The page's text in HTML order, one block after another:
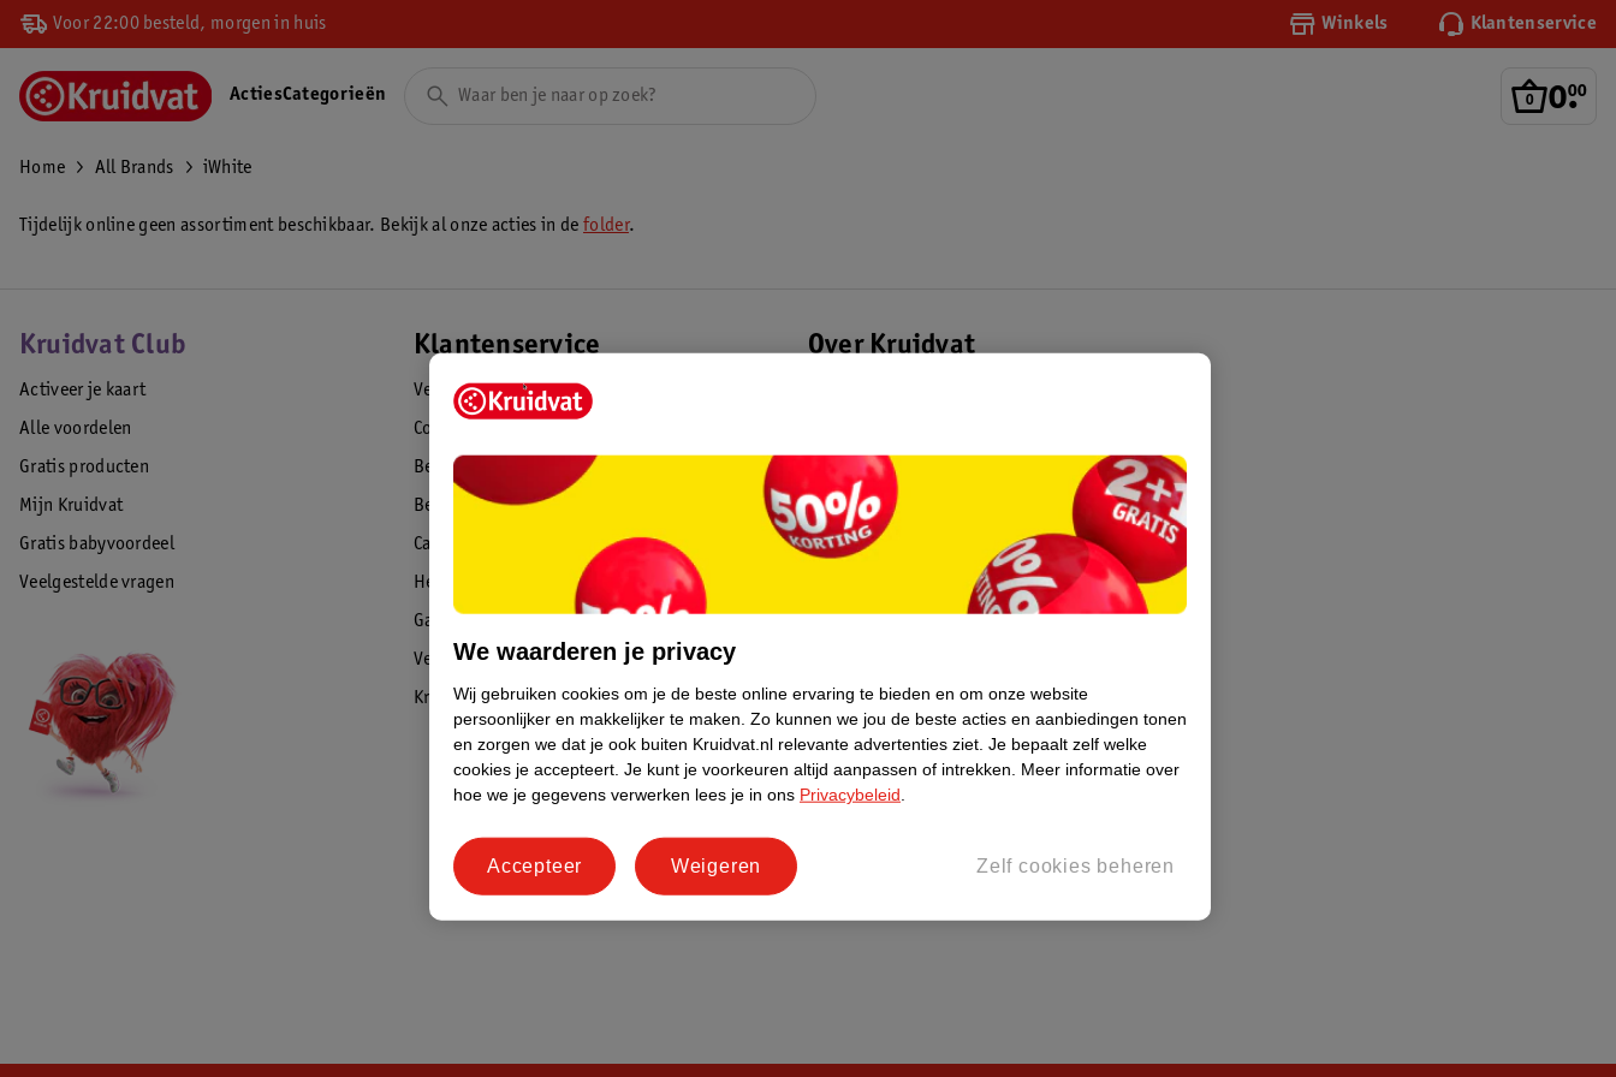
Voor 22:00 besteld, morgen in huis Winkels Klantenservice
0.
00
ActiesCategorieën
Home All Brands iWhite
Tijdelijk online geen assortiment beschikbaar. Bekijk al onze acties in defolder.
Kruidvat Club
Activeer je kaart
Alle voordelen
Gratis producten
Mijn Kruidvat
Gratis babyvoordeel
Veelgestelde vragen
Klantenservice
Veelgestelde vragen
Contact
Bestellen & leveren
Betalen
Cadeaukaart saldo
Herroepen & retourneren
Garantie
Veiligheidswaarschuwingen
Kruidvat Advies
Over Kruidvat
Winkelformule
Bedrijfsgegevens
Werken bij
Informatiepagina's
Keurmerk Zelfzorg Online
We waarderen je privacy
Wij gebruiken cookies om je de beste online ervaring te bieden en om onze website
persoonlijker en makkelijker te maken. Zo kunnen we jou de beste acties en aanbiedingen tonen
en zorgen we dat je ook buiten Kruidvat.nl relevante advertenties ziet. Je bepaalt zelf welke
cookies je accepteert. Je kunt je voorkeuren altijd aanpassen of intrekken.
Meer informatie over
hoe we je gegevens verwerken lees je in ons Privacybeleid
Zelf cookies beheren
Weigeren
Accepteer